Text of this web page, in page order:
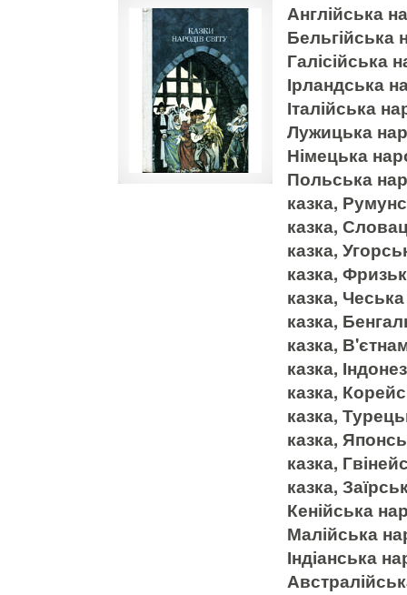
Англійська
Бельгійська
Галісійська
Ірландська
Італійська
Лужицька
Німецька
Польська
казка,
казка,
казка,
казка,
казка,
казка,
казка,
казка,
казка,
казка,
казка,
казка,
казка,
Кенійська
Малійська
Індіанська